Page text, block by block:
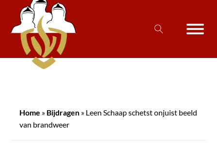
Home » Bijdragen » Leen Schaap schetst onjuist beeld
van brandweer